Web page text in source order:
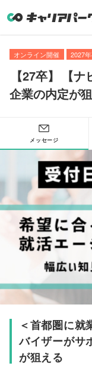
オンライン開催 2027
【27卒】 【ナ
企業の内定が
メッセージ
＜首都圏に就
バイザーがサ
が狙える